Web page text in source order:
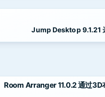
Jump Desktop 9.1.21
Room Arranger 11.0.2 通过3D